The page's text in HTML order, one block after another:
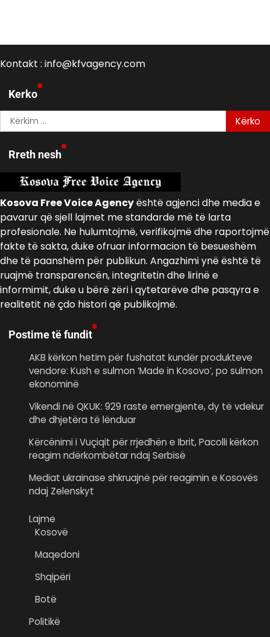
Kontakt : info@kfvagency.com
Kerko
Kërko
për:
Rreth nesh
Kosova Free Voice Agencyështë agjenci dhe media e
pavarur që sjell lajmet me standarde më të larta
profesionale. Ne hulumtojmë, verifikojmë dhe raportojmë
fakte të sakta, duke ofruar informacion të besueshëm
dhe të paanshëm për publikun. Angazhimi ynë është të
ruajmë transparencën, integritetin dhe lirinë e
informimit, duke u bërë zëri i qytetarëve dhe pasqyra e
realitetit në çdo histori që publikojmë.
Postime të fundit
AKB kërkon hetim për fushatat kundër produkteve
vendore: Kush e sulmon ‘Made in Kosovo’, po sulmon
ekonominë
Vikendi në QKUK: 929 raste emergjente, dy të vdekur
dhe dhjetëra të lënduar
Kërcënimi i Vuçiqit për rrjedhën e Ibrit, Pacolli kërkon
reagim ndërkombëtar ndaj Serbisë
Mediat ukrainase shkruajnë për reagimin e Kosovës
ndaj Zelenskyt
Lajme
Kosovë
Maqedoni
Shqipëri
Botë
Politikë